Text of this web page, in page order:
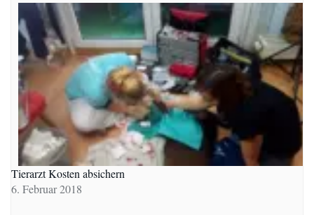
Tierarzt Kosten absichern
6. Februar 2018